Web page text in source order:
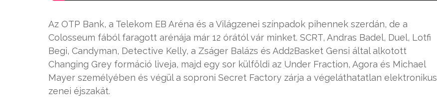
Az OTP Bank, a Telekom EB Aréna és a Világzenei színpadok pihennek szerdán, de a
Colosseum fából faragott arénája már 12 órától vár minket. SCRT, Andras Badel, Duel, Lotfi
Begi, Candyman, Detective Kelly, a Zságer Balázs és Add2Basket Gensi által alkotott
Changing Grey formáció liveja, majd egy sor külföldi az Under Fraction, Agora és Michael
Mayer személyében és végül a soproni Secret Factory zárja a végeláthatatlan elektronikus
zenei éjszakát.